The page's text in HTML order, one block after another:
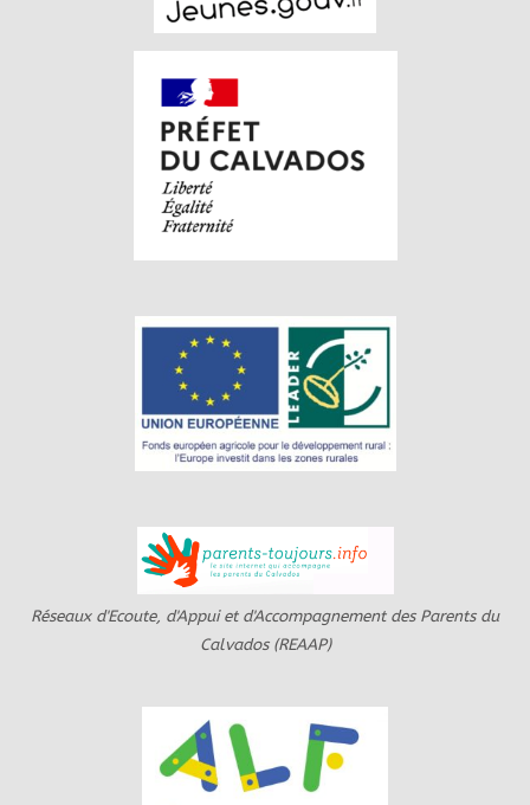
Réseaux d'Ecoute, d'Appui et d'Accompagnement des Parents du
Calvados (REAAP)